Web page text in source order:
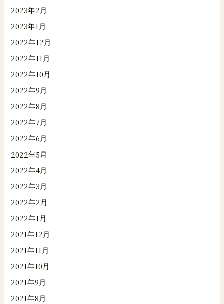
2023年2月
2023年1月
2022年12月
2022年11月
2022年10月
2022年9月
2022年8月
2022年7月
2022年6月
2022年5月
2022年4月
2022年3月
2022年2月
2022年1月
2021年12月
2021年11月
2021年10月
2021年9月
2021年8月